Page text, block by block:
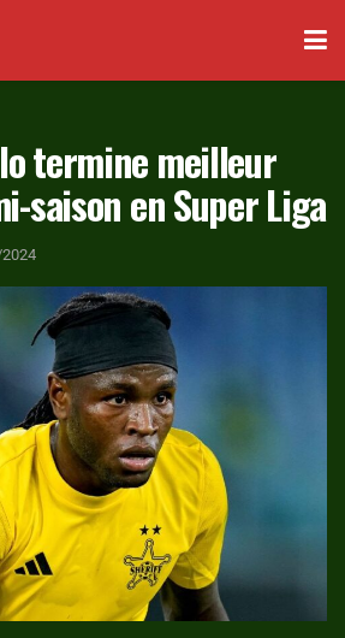
termine meilleur
saison en Super Liga